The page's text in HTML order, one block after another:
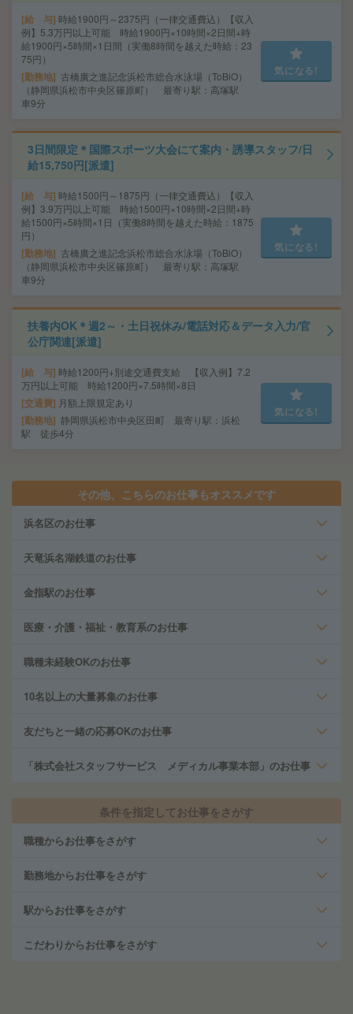
給 与 時給1900円～2375円（一律交通費込）【収入
例】5.3万円以上可能 時給1900円×10時間×2日間+時
給1900円×5時間×1日間（実働8時間を越えた時給：23
75円）
勤務地
古橋廣之進記念浜松市総合水泳場（ToBiO）
（静岡県浜松市中央区篠原町） 最寄り駅：高塚駅
車9分
気になる!
3日間限定＊国際スポーツ大会にて案内・誘導スタッフ/日
給15,750円[派遣]
給 与 時給1500円～1875円（一律交通費込）【収入
例】3.9万円以上可能 時給1500円×10時間×2日間+時
給1500円×5時間×1日（実働8時間を越えた時給：1875
円）
勤務地
古橋廣之進記念浜松市総合水泳場（ToBiO）
（静岡県浜松市中央区篠原町） 最寄り駅：高塚駅
車9分
気になる!
扶養内OK＊週2～・土日祝休み/電話対応＆データ入力/官
公庁関連[派遣]
給 与 時給1200円+別途交通費支給 【収入例】7.2
万円以上可能 時給1200円×7.5時間×8日
交通費 月額上限規定あり
勤務地
静岡県浜松市中央区田町 最寄り駅：浜松
駅 徒歩4分
気になる!
その他、こちらのお仕事もオススメです
浜名区のお仕事
天竜浜名湖鉄道のお仕事
金指駅のお仕事
医療・介護・福祉・教育系のお仕事
職種未経験OKのお仕事
10名以上の大量募集のお仕事
友だちと一緒の応募OKのお仕事
「株式会社スタッフサービス メディカル事業本部」のお仕事
条件を指定してお仕事をさがす
職種からお仕事をさがす
勤務地からお仕事をさがす
駅からお仕事をさがす
こだわりからお仕事をさがす